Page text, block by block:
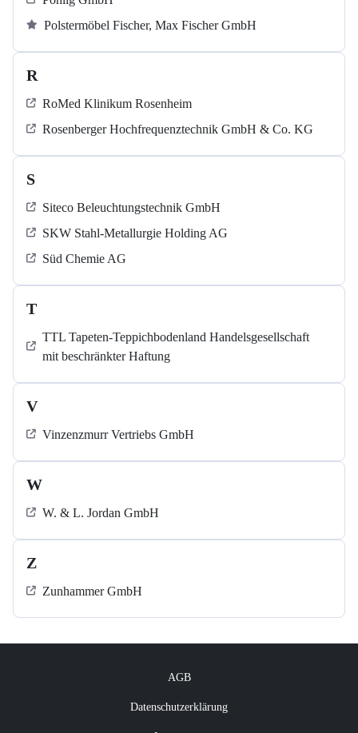
Polstermöbel Fischer, Max Fischer GmbH
R
RoMed Klinikum Rosenheim
Rosenberger Hochfrequenztechnik GmbH & Co. KG
S
Siteco Beleuchtungstechnik GmbH
SKW Stahl-Metallurgie Holding AG
Süd Chemie AG
T
TTL Tapeten-Teppichbodenland Handelsgesellschaft
mit beschränkter Haftung
V
Vinzenzmurr Vertriebs GmbH
W
W. & L. Jordan GmbH
Z
Zunhammer GmbH
AGB
Datenschutzerklärung